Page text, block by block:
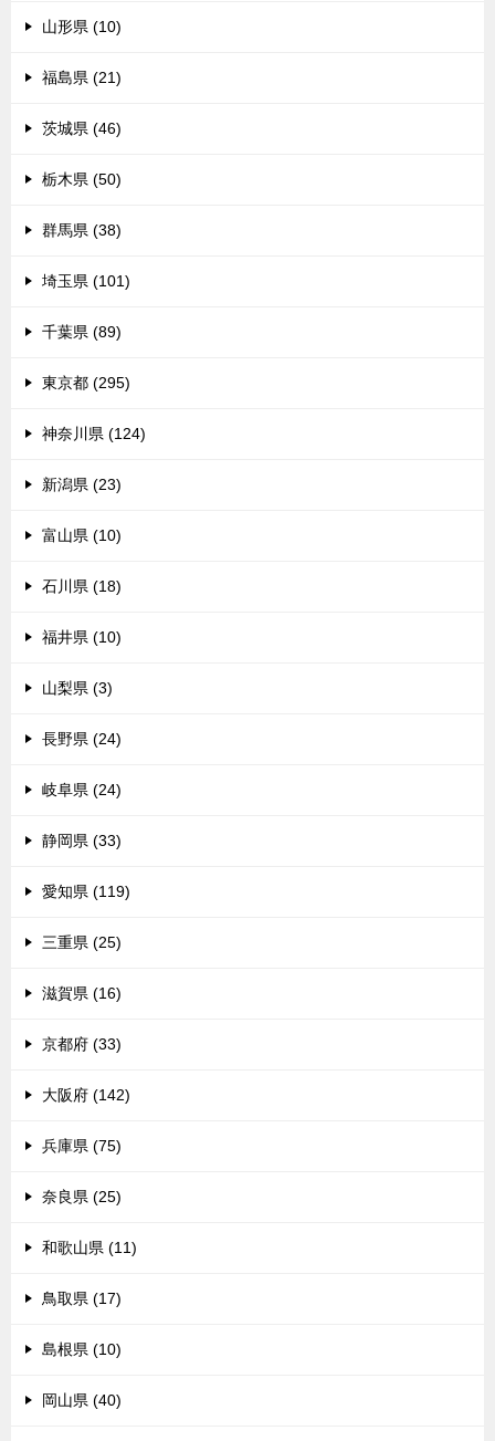
山形県 (10)
福島県 (21)
茨城県 (46)
栃木県 (50)
群馬県 (38)
埼玉県 (101)
千葉県 (89)
東京都 (295)
神奈川県 (124)
新潟県 (23)
富山県 (10)
石川県 (18)
福井県 (10)
山梨県 (3)
長野県 (24)
岐阜県 (24)
静岡県 (33)
愛知県 (119)
三重県 (25)
滋賀県 (16)
京都府 (33)
大阪府 (142)
兵庫県 (75)
奈良県 (25)
和歌山県 (11)
鳥取県 (17)
島根県 (10)
岡山県 (40)